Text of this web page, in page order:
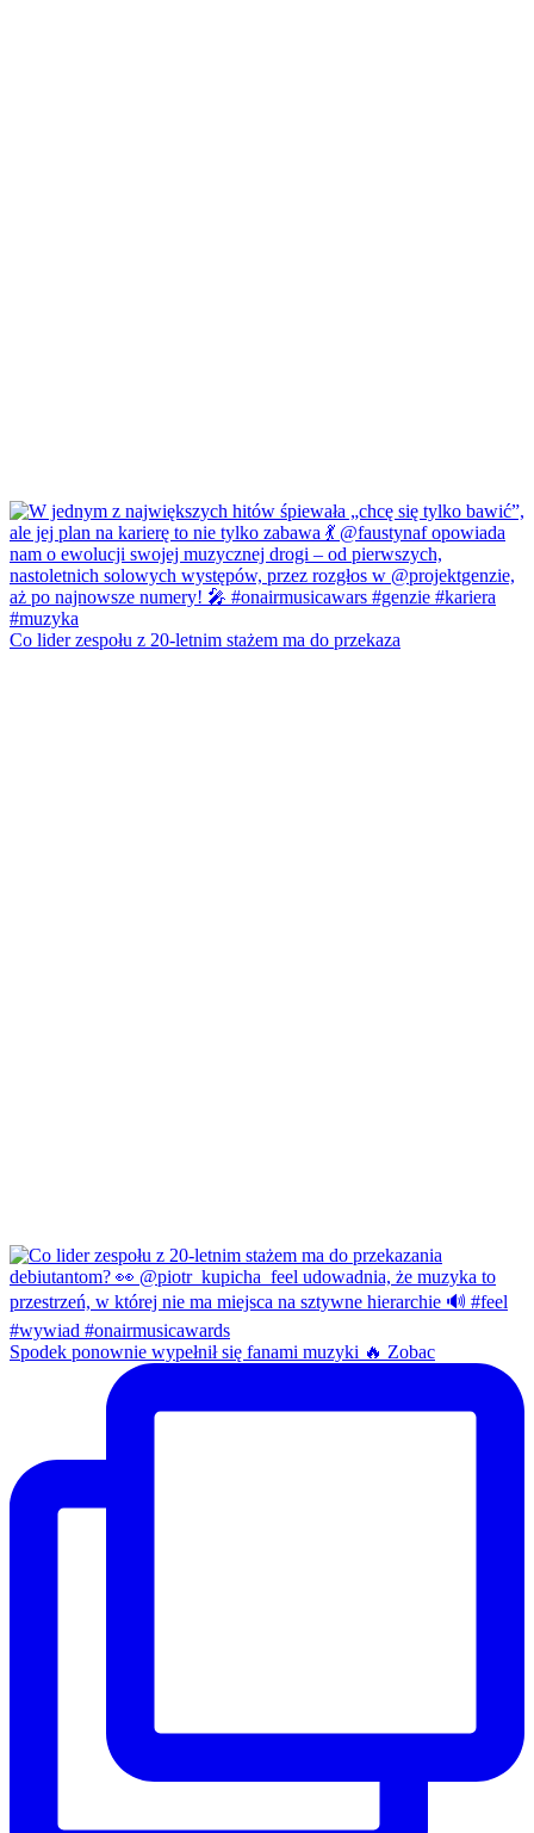
Co lider zespołu z 20-letnim stażem ma do przekaza
Spodek ponownie wypełnił się fanami muzyki 🔥 Zobac